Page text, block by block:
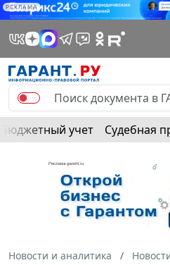
РЕКЛАМА
Бюджетный учет Судебная
Новости и аналитика